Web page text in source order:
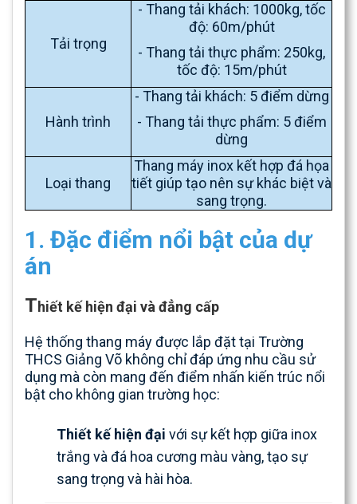
Tải trọng
- Thang tải khách: 1000kg, tốc
độ: 60m/phút
- Thang tải thực phẩm: 250kg,
tốc độ: 15m/phút
Hành trình
- Thang tải khách: 5 điểm dừng
- Thang tải thực phẩm: 5 điểm
dừng
Loại thang
Thang máy inox kết hợp đá họa
tiết giúp tạo nên sự khác biệt và
sang trọng.
1. Đặc điểm nổi bật của dự
án
Thiết kế hiện đại và đẳng cấp
Hệ thống thang máy được lắp đặt tại Trường
THCS Giảng Võ không chỉ đáp ứng nhu cầu sử
dụng mà còn mang đến điểm nhấn kiến trúc nổi
bật cho không gian trường học:
Thiết kế hiện đại với sự kết hợp giữa inox
trắng và đá hoa cương màu vàng, tạo sự
sang trọng và hài hòa.